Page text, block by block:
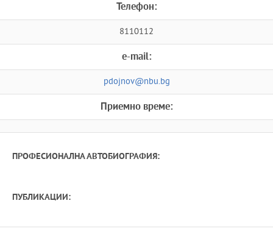
Телефон:
8110112
e-mail:
pdojnov@nbu.bg
Приемно време:
ПРОФЕСИОНАЛНА АВТОБИОГРАФИЯ:
ПУБЛИКАЦИИ: